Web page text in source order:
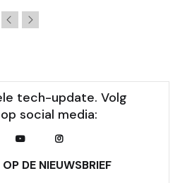
tech-update. Volg
social media:
DE NIEUWSBRIEF